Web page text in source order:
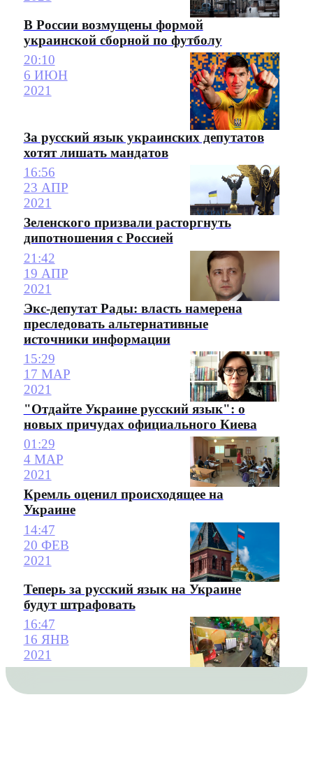
В России возмущены формой
украинской сборной по футболу
20:10
6 ИЮН
2021
За русский язык украинских депутатов
хотят лишать мандатов
16:56
23 АПР
2021
Зеленского призвали расторгнуть
дипотношения с Россией
21:42
19 АПР
2021
Экс-депутат Рады: власть намерена
преследовать альтернативные
источники информации
15:29
17 МАР
2021
"Отдайте Украине русский язык": о
новых причудах официального Киева
01:29
4 МАР
2021
Кремль оценил происходящее на
Украине
14:47
20 ФЕВ
2021
Теперь за русский язык на Украине
будут штрафовать
16:47
16 ЯНВ
2021